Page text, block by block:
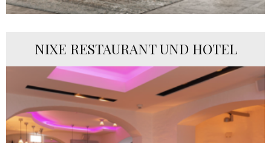
NIXE RESTAURANT UND HOTEL